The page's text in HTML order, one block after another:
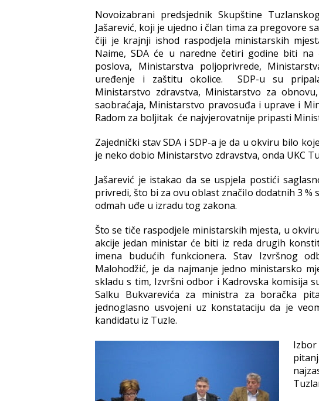
Novoizabrani predsjednik Skupštine
Jašarević, koji je ujedno i član tima za pregovore
čiji je krajnji ishod raspodjela ministarskih
Naime, SDA će u naredne četiri godine biti na
poslova, Ministarstva poljoprivrede,
uređenje i zaštitu okolice.
SDP-u su
Ministarstvo zdravstva, Ministarstvo za
saobraćaja, Ministarstvo pravosuđa i uprave i
Radom za boljitak će najvjerovatnije pripasti
Zajednički stav SDA i SDP-a je da u okviru bilo
je neko dobio Ministarstvo zdravstva, onda UKC
Jašarević je istakao da se uspjela postići
privredi, što bi za ovu oblast značilo dodatnih 3 %
odmah uđe u izradu tog zakona.
Što se tiče raspodjele ministarskih mjesta, u
akcije jedan ministar će biti iz reda drugih
imena budućih funkcionera. Stav Izvršnog
Malohodžić, je da najmanje jedno ministarsko
skladu s tim, Izvršni odbor i Kadrovska komisija
Salku Bukvarevića za ministra za boračka
jednoglasno usvojeni uz konstataciju da je
kandidatu iz Tuzle.
Izbor